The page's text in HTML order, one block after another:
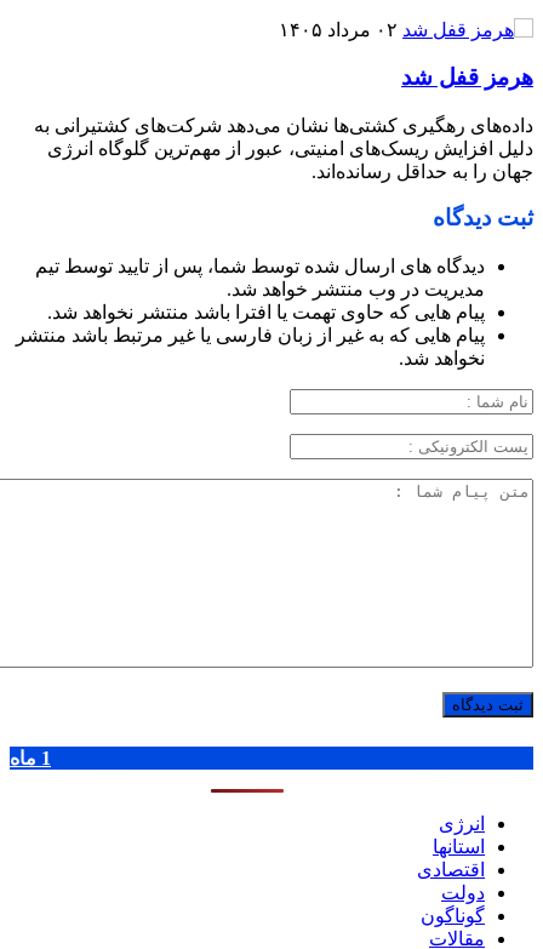
۰۲ مرداد ۱۴۰۵
هرمز قفل شد
داده‌های رهگیری کشتی‌ها نشان می‌دهد شرکت‌های کشتیرانی به
دلیل افزایش ریسک‌های امنیتی، عبور از مهم‌ترین گلوگاه انرژی
جهان را به حداقل رسانده‌اند.
ثبت دیدگاه
دیدگاه های ارسال شده توسط شما، پس از تایید توسط تیم
مدیریت در وب منتشر خواهد شد.
پیام هایی که حاوی تهمت یا افترا باشد منتشر نخواهد شد.
پیام هایی که به غیر از زبان فارسی یا غیر مرتبط باشد منتشر
نخواهد شد.
1 ماه
انرژی
استانها
اقتصادی
دولت
گوناگون
مقالات